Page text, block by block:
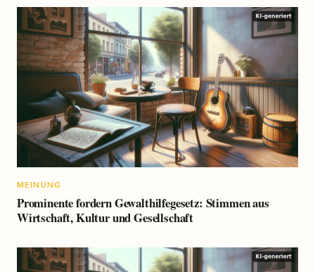
MEINUNG
Prominente fordern Gewalthilfegesetz: Stimmen aus
Wirtschaft, Kultur und Gesellschaft